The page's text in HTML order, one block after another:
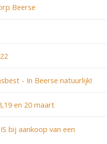
Beerse
- In Beerse natuurlijk!
en 20 maart
bij aankoop van een